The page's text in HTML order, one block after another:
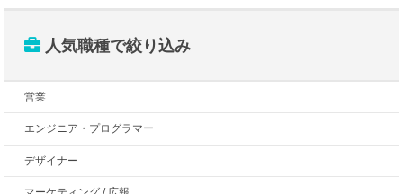
人気職種で絞り込み
営業
エンジニア・プログラマー
デザイナー